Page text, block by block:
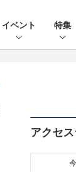
イベント 特集
アクセ